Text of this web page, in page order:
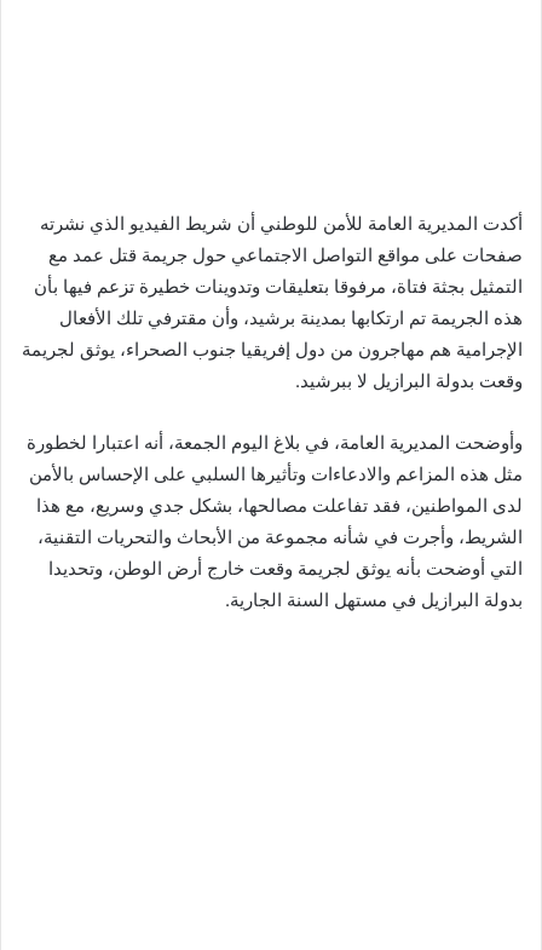
أكدت المديرية العامة للأمن للوطني أن شريط الفيديو الذي نشرته
صفحات على مواقع التواصل الاجتماعي حول جريمة قتل عمد مع
التمثيل بجثة فتاة، مرفوقا بتعليقات وتدوينات خطيرة تزعم فيها بأن
هذه الجريمة تم ارتكابها بمدينة برشيد، وأن مقترفي تلك الأفعال
الإجرامية هم مهاجرون من دول إفريقيا جنوب الصحراء، يوثق لجريمة
وقعت بدولة البرازيل لا ببرشيد.
وأوضحت المديرية العامة، في بلاغ اليوم الجمعة، أنه اعتبارا لخطورة
مثل هذه المزاعم والادعاءات وتأثيرها السلبي على الإحساس بالأمن
لدى المواطنين، فقد تفاعلت مصالحها، بشكل جدي وسريع، مع هذا
الشريط، وأجرت في شأنه مجموعة من الأبحاث والتحريات التقنية،
التي أوضحت بأنه يوثق لجريمة وقعت خارج أرض الوطن، وتحديدا
بدولة البرازيل في مستهل السنة الجارية.